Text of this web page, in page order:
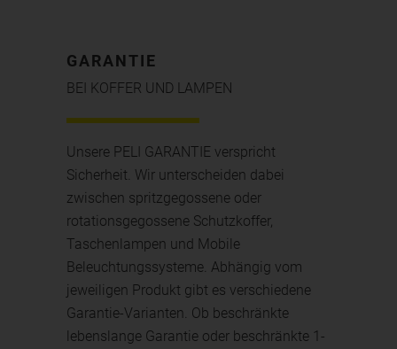
GARANTIE
BEI KOFFER UND LAMPEN
Unsere PELI GARANTIE verspricht
Sicherheit. Wir unterscheiden dabei
zwischen spritzgegossene oder
rotationsgegossene Schutzkoffer,
Taschenlampen und Mobile
Beleuchtungssysteme. Abhängig vom
jeweiligen Produkt gibt es verschiedene
Garantie-Varianten. Ob beschränkte
lebenslange Garantie oder beschränkte 1-